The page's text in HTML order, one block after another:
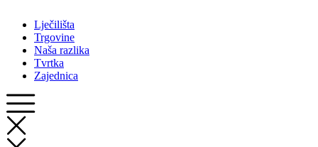
Lječilišta
Trgovine
Naša razlika
Tvrtka
Zajednica